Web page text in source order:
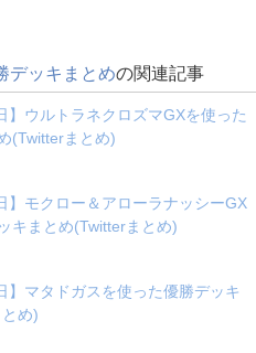
デッキまとめの関連記事
】ウルトラネクロズマGXを使った
(Twitterまとめ)
】モクロー＆アローラナッシーGX
キまとめ(Twitterまとめ)
】マタドガスを使った優勝デッキ
め)